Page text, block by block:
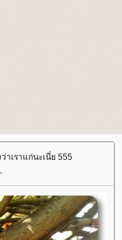
าเราแก่นะเนี่ย 555